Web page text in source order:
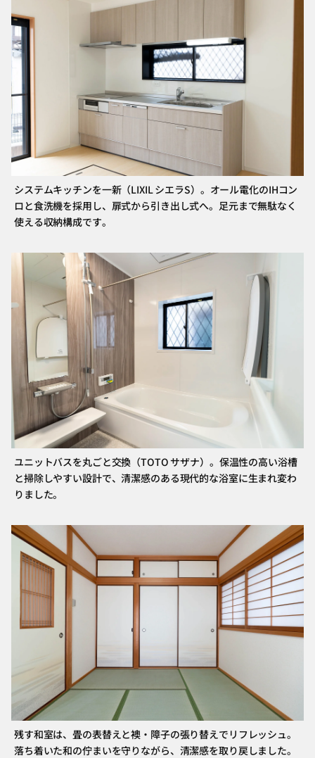
システムキッチンを一新（LIXIL シエラS）。オール電化のIHコン
ロと食洗機を採用し、扉式から引き出し式へ。足元まで無駄なく
使える収納構成です。
ユニットバスを丸ごと交換（TOTO サザナ）。保温性の高い浴槽
と掃除しやすい設計で、清潔感のある現代的な浴室に生まれ変わ
りました。
残す和室は、畳の表替えと襖・障子の張り替えでリフレッシュ。
落ち着いた和の佇まいを守りながら、清潔感を取り戻しました。